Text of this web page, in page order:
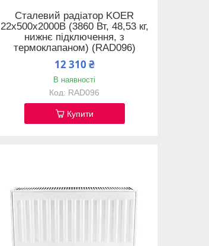
Сталевий радіатор KOER
22x500x2000B (3860 Вт, 48,53 кг,
нижнє підключення, з
термоклапаном) (RAD096)
12 310 ₴
В наявності
RAD096
Купити